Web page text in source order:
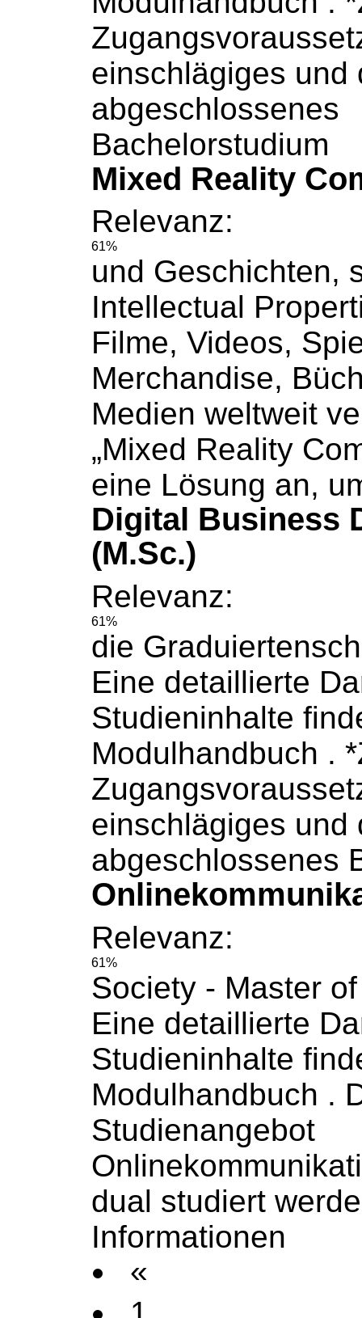
einschlägiges und
abgeschlossenes
Bachelorstudium
Mixed Reality
Relevanz:
61%
und Geschichten,
Intellectual
Filme, Videos,
Merchandise,
Medien weltweit
„Mixed Reality
eine Lösung an,
Digital Business
(M.Sc.)
Relevanz:
61%
die
Eine detaillierte
Studieninhalte
Modulhandbuch .
einschlägiges und
abgeschlossenes
Relevanz:
61%
Society - Master
Eine detaillierte
Studieninhalte
Modulhandbuch .
Studienangebot
dual studiert
Informationen
«